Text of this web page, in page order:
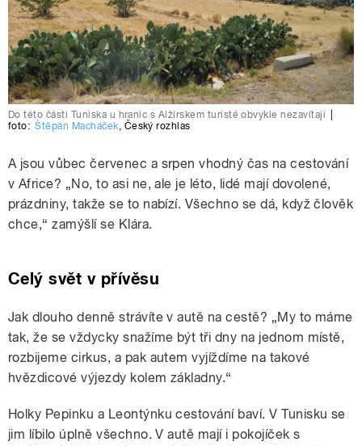
Do této části Tuniska u hranic s Alžírskem turisté obvykle nezavítají
foto: Štěpán Macháček, Český rozhlas
A jsou vůbec červenec a srpen vhodný čas na cestování
v Africe? „No, to asi ne, ale je léto, lidé mají dovolené,
prázdniny, takže se to nabízí. Všechno se dá, když člověk
chce,“ zamýšlí se Klára.
Celý svět v přívěsu
Jak dlouho denně strávíte v autě na cestě? „My to máme
tak, že se vždycky snažíme být tři dny na jednom místě,
rozbijeme cirkus, a pak autem vyjíždíme na takové
hvězdicové výjezdy kolem základny.“
Holky Pepinku a Leontýnku cestování baví. V Tunisku se
jim líbilo úplně všechno. V autě mají i pokojíček s